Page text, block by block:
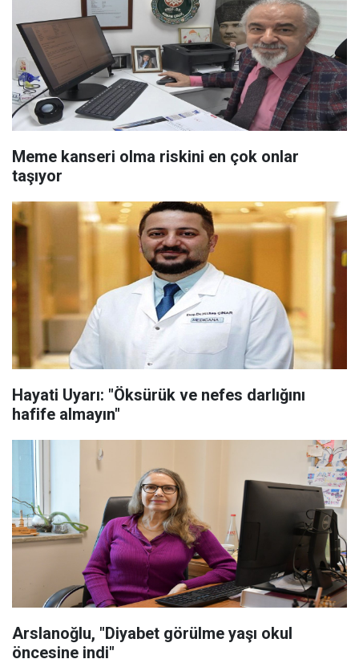
Meme kanseri olma riskini en çok onlar
taşıyor
Hayati Uyarı: "Öksürük ve nefes darlığını
hafife almayın"
Arslanoğlu, "Diyabet görülme yaşı okul
öncesine indi"